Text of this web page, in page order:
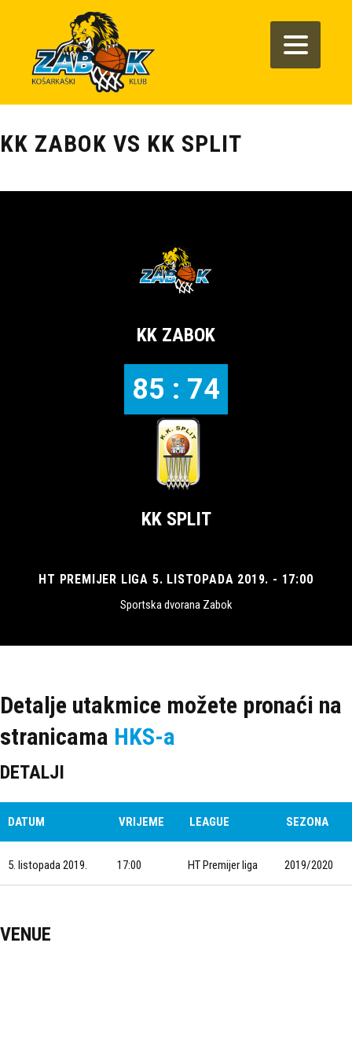
KK ZABOK VS KK SPLIT
KK ZABOK
85 : 74
KK SPLIT
HT PREMIJER LIGA 5. LISTOPADA 2019. - 17:00
Sportska dvorana Zabok
Detalje utakmice možete pronaći na
stranicama HKS-a
DETALJI
DATUM VRIJEME LEAGUE SEZONA
5. listopada 2019. 17:00 HT Premijer liga 2019/2020
VENUE